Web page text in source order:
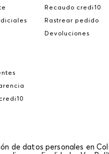
Recaudo credi10
Rastrear pedido
Devoluciones
de datos personales en